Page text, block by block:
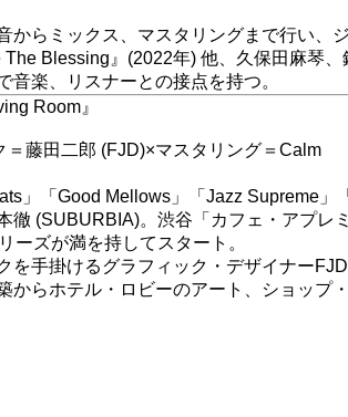
らミックス、マスタリングまで行い、
Blessing』(2022年) 他、久保田麻琴
楽、リスナーとの接点を持つ。
Room』
藤田二郎 (FJD)×マスタリング＝Calm
」「Good Mellows」「Jazz Supreme
徹 (SUBURBIA)。渋谷「カフェ・アプ
ーズが満を持してスタート。
を手掛けるグラフィック・デザイナー
らホテル・ロビーのアート、ショップ